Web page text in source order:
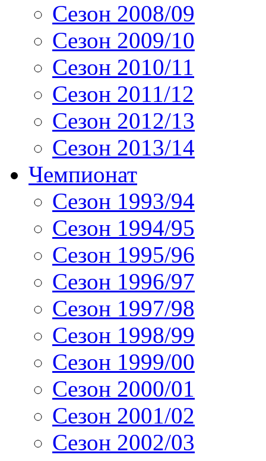
Сезон 2008/09
Сезон 2009/10
Сезон 2010/11
Сезон 2011/12
Сезон 2012/13
Сезон 2013/14
Чемпионат
Сезон 1993/94
Сезон 1994/95
Сезон 1995/96
Сезон 1996/97
Сезон 1997/98
Сезон 1998/99
Сезон 1999/00
Сезон 2000/01
Сезон 2001/02
Сезон 2002/03